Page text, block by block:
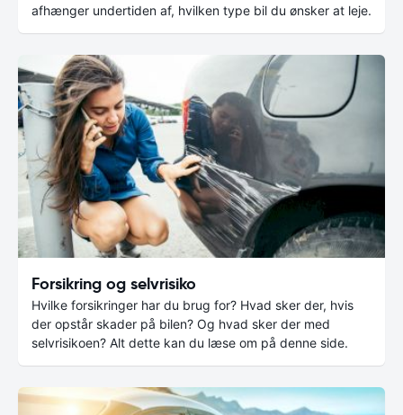
afhænger undertiden af, hvilken type bil du ønsker at leje.
Forsikring og selvrisiko
Hvilke forsikringer har du brug for? Hvad sker der, hvis
der opstår skader på bilen? Og hvad sker der med
selvrisikoen? Alt dette kan du læse om på denne side.